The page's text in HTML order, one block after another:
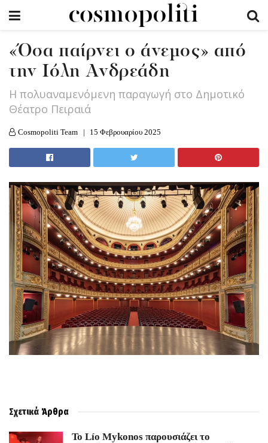
«Όσα παίρνει ο άνεμος» από
την Ιόλη Ανδρεάδη
Η πολυαναμενόμενη παραγωγή στο Δημοτικό
Θέατρο Πειραιά
Cosmopoliti Team 15 Φεβρουαρίου 2025
Σχετικά Άρθρα
Το Lío Mykonos παρουσιάζει το